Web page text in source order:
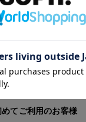
でないお客様はこちらより
員登録いただけます。
てご利用のお客様